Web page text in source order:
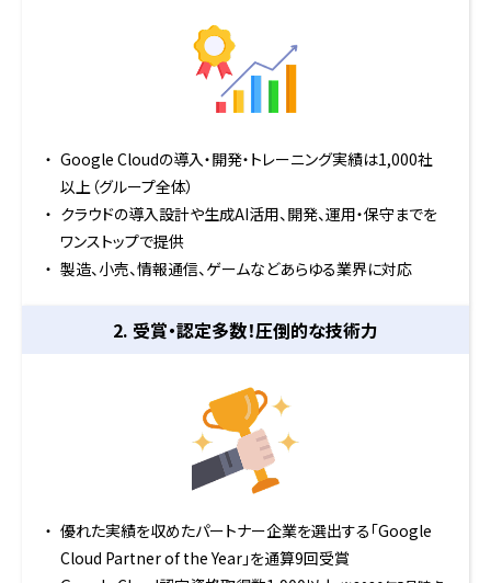
Google Cloudの導入・開発・トレーニング実績は1,000社
以上（グループ全体）
クラウドの導入設計や生成AI活用、開発、運用・保守までを
ワンストップで提供
製造、小売、情報通信、ゲームなどあらゆる業界に対応
2. 受賞・認定多数！圧倒的な技術力
優れた実績を収めたパートナー企業を選出する「Google
Cloud Partner of the Year」を通算9回受賞